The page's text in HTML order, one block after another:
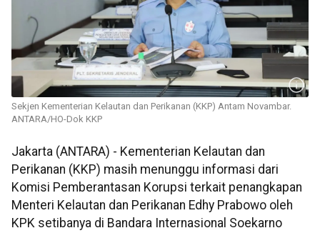
Sekjen Kementerian Kelautan dan Perikanan (KKP) Antam Novambar.
ANTARA/HO-Dok KKP
Jakarta (ANTARA) - Kementerian Kelautan dan
Perikanan (KKP) masih menunggu informasi dari
Komisi Pemberantasan Korupsi terkait penangkapan
Menteri Kelautan dan Perikanan Edhy Prabowo oleh
KPK setibanya di Bandara Internasional Soekarno